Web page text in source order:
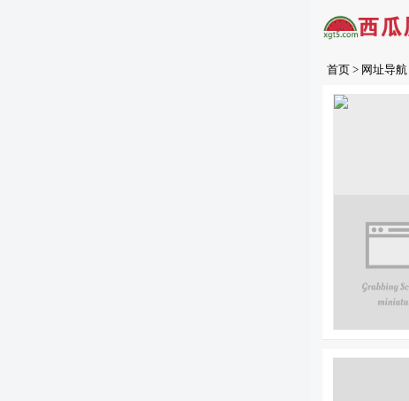
首页> 网址导航